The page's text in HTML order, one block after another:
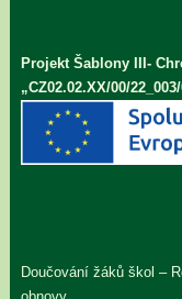
Projekt Šablony III-
„CZ02.02.XX/00/
Doučování žáků škol –